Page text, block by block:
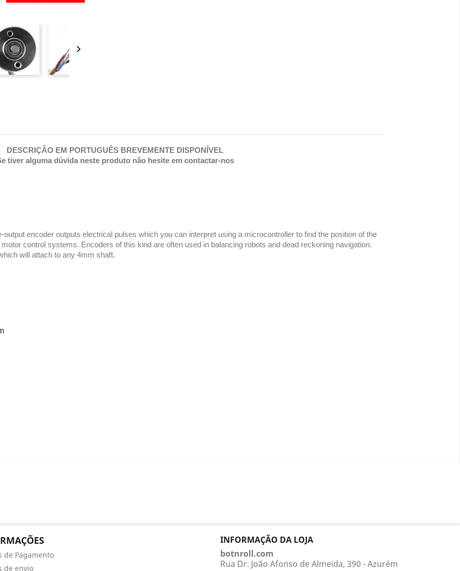

DESCRIÇÃO EM PORTUGUÊS BREVEMENTE DISPONÍVEL
tiver alguma dúvida neste produto não hesite em contactar-nos
encoder outputs electrical pulses which you can interpret using a microcontroller to find the position of the
control systems. Encoders of this kind are often used in balancing robots and dead reckoning navigation.
will attach to any 4mm shaft.
de Pagamento
de envio
INFORMAÇÃO DA LOJA
botnroll.com
Rua Dr. João Afonso de Almeida, 390 - Azurém